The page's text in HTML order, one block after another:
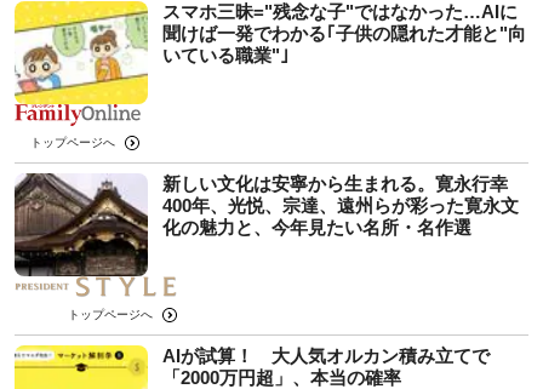
スマホ三昧="残念な子"ではなかった…AIに
聞けば一発でわかる｢子供の隠れた才能と"向
いている職業"｣
トップページへ
新しい文化は安寧から生まれる。寛永行幸
400年、光悦、宗達、遠州らが彩った寛永文
化の魅力と、今年見たい名所・名作選
トップページへ
AIが試算！ 大人気オルカン積み立てで
「2000万円超」、本当の確率